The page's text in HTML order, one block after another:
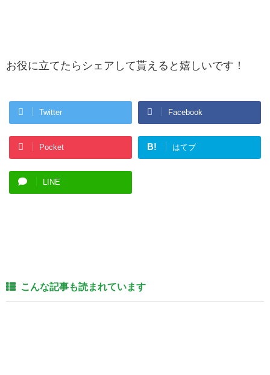
お役に立てたらシェアして貰えると嬉しいです！
Twitter Facebook
Pocket B! はてブ
LINE
こんな記事も読まれています